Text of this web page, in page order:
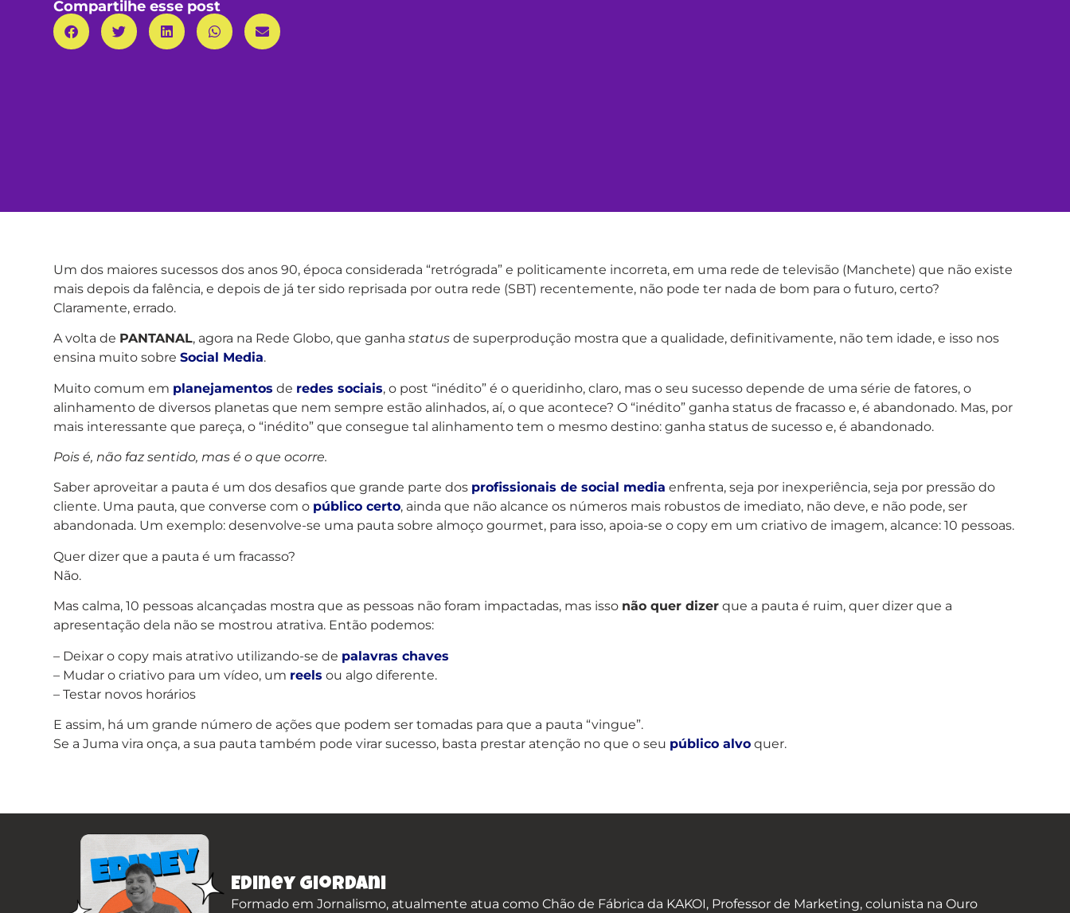
Compartilhe esse post
Um dos maiores sucessos dos anos 90, época considerada “retrógrada” e politicamente incorreta, em uma rede de televisão (Manchete) que não existe
mais depois da falência, e depois de já ter sido reprisada por outra rede (SBT) recentemente, não pode ter nada de bom para o futuro, certo?
Claramente, errado.
A volta de PANTANAL, agora na Rede Globo, que ganhastatus de superprodução mostra que a qualidade, definitivamente, não tem idade, e isso nos
ensina muito sobreSocial Media.
Muito comum em planejamentos de redes sociais, o post “inédito” é o queridinho, claro, mas o seu sucesso depende de uma série de fatores, o
alinhamento de diversos planetas que nem sempre estão alinhados, aí, o que acontece? O “inédito” ganha status de fracasso e, é abandonado. Mas, por
mais interessante que pareça, o “inédito” que consegue tal alinhamento tem o mesmo destino: ganha status de sucesso e, é abandonado.
Pois é, não faz sentido, mas é o que ocorre.
Saber aproveitar a pauta é um dos desafios que grande parte dos profissionais de social media enfrenta, seja por inexperiência, seja por pressão do
cliente. Uma pauta, que converse com o público certo, ainda que não alcance os números mais robustos de imediato, não deve, e não pode, ser
abandonada. Um exemplo: desenvolve-se uma pauta sobre almoço gourmet, para isso, apoia-se o copy em um criativo de imagem, alcance: 10 pessoas.
Quer dizer que a pauta é um fracasso?
Não.
Mas calma, 10 pessoas alcançadas mostra que as pessoas não foram impactadas, mas isso não quer dizer que a pauta é ruim, quer dizer que a
apresentação dela não se mostrou atrativa. Então podemos:
– Deixar o copy mais atrativo utilizando-se de palavras chaves
– Mudar o criativo para um vídeo, um reels ou algo diferente.
– Testar novos horários
E assim, há um grande número de ações que podem ser tomadas para que a pauta “vingue”.
Se a Juma vira onça, a sua pauta também pode virar sucesso, basta prestar atenção no que o seu público alvo quer.
Ediney Giordani
Formado em Jornalismo, atualmente atua como Chão de Fábrica da KAKOI, Professor de Marketing, colunista na Ouro